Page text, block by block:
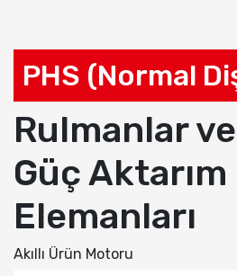
PHS (Normal
Rulmanlar
Güç Aktarım
Elemanları
Akıllı Ürün Motoru